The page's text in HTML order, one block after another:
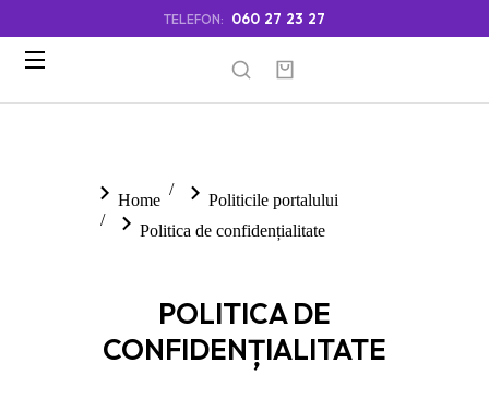
TELEFON: 060 27 23 27
You are here:
Home
Politicile portalului
Politica de confidențialitate
POLITICA DE
CONFIDENȚIALITATE